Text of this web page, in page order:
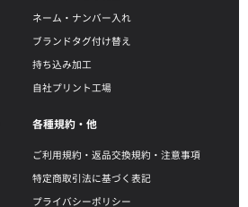
ネーム・ナンバー入れ
ブランドタグ付け替え
持ち込み加工
自社プリント工場
各種規約・他
ご利用規約・返品交換規約・注意事項
特定商取引法に基づく表記
プライバシーポリシー